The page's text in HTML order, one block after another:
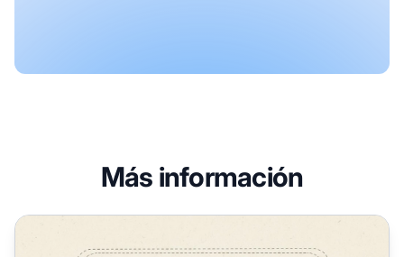
Más información
¿Qué nuevas funciones se introdujeron en febrero de